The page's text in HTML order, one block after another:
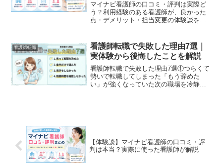
マイナビ看護師の口コミ・評判は実際ど
う？利用経験のある看護師が、良かった
点・デメリット・担当変更の体験談を紹
看護師転職
看護師転職で失敗した理由7選｜
実体験から後悔したことを解説
看護師転職で失敗した理由7選①つらくて
勢いで転職してしまった「もう辞めた
い」が強くなっていた次の職場を冷静に
【体験談】マイナビ看護師の口コミ・評
判は本当？実際に使った看護師が解説